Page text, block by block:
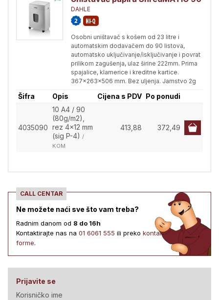
DAHLE
Osobni uništavač s košem od 23 litre i
automatskim dodavačem do 90 listova,
automatsko uključivanje/isključivanje i povrat
prilikom zagušenja, ulaz širine 222mm. Prima
spajalice, klamerice i kreditne kartice.
367x263x506 mm. Bez uljenja. Jamstvo 2g
Šifra Opis Cijena s PDV Po ponudi
4035090
10 A4 / 90
(80g/m2),
rez 4x12 mm
(sig P-4) /
KOM
413,88 372,49
CALL CENTAR
Ne možete naći sve što vam treba?
Radnim danom od 8 do 16h
Kontaktirajte nas na 01 6061 555 ili preko kontakt
forme.
Prijavite se
Korisničko ime